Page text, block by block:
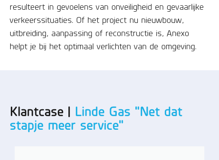
resulteert in gevoelens van onveiligheid en gevaarlijke
verkeerssituaties. Of het project nu nieuwbouw,
uitbreiding, aanpassing of reconstructie is, Anexo
helpt je bij het optimaal verlichten van de omgeving.
Klantcase | Linde Gas "Net dat
stapje meer service"